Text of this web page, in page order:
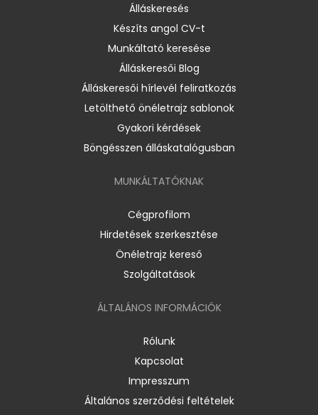
Álláskeresés
Készíts angol CV-t
Munkáltató keresése
Álláskeresői Blog
Álláskeresői hírlevél feliratkozás
Letölthető önéletrajz sablonok
Gyakori kérdések
Böngésszen álláskatalógusban
MUNKÁLTATÓKNAK
Cégprofilom
Hirdetések szerkesztése
Önéletrajz kereső
Szolgáltatások
ÁLTALÁNOS INFORMÁCIÓK
Rólunk
Kapcsolat
Impresszum
Általános szerződési feltételek